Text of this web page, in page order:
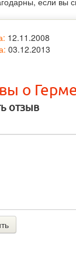
12.11.2008
03.12.2013
о
отзыв